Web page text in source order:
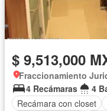
$ 9,513,000
Fraccionamiento
4 Recámaras
4
Recámara con closet